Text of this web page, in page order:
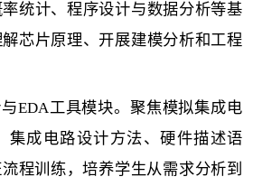
统计、程序设计与数据分析等基
芯片原理、开展建模分析和工程
EDA工具模块。聚焦模拟集成电
集成电路设计方法、硬件描述语
程训练，培养学生从需求分析到